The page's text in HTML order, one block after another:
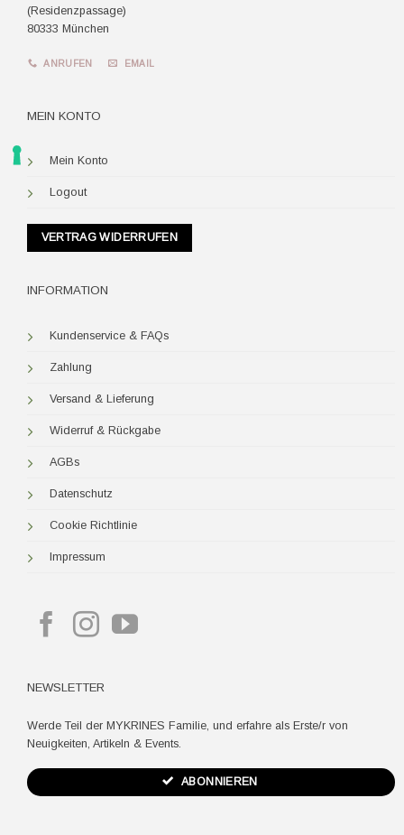
(Residenzpassage)
80333 München
ANRUFEN EMAIL
MEIN KONTO
Mein Konto
Logout
VERTRAG WIDERRUFEN
INFORMATION
Kundenservice & FAQs
Zahlung
Versand & Lieferung
Widerruf & Rückgabe
AGBs
Datenschutz
Cookie Richtlinie
Impressum
NEWSLETTER
Werde Teil der MYKRINES Familie, und erfahre als Erste/r von
Neuigkeiten, Artikeln & Events.
ABONNIEREN